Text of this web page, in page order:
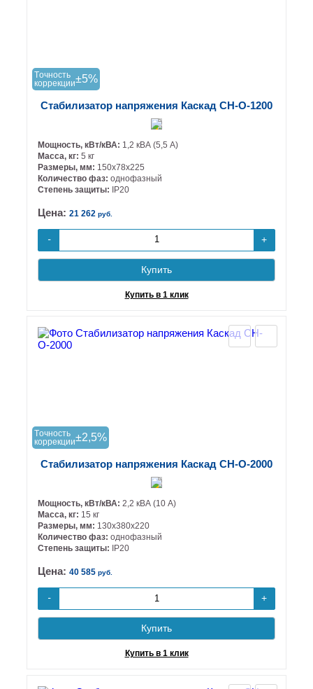
Tочность
коррекции±5%
Стабилизатор напряжения Каскад СН-О-1200
Мощность, кВт/кВА: 1,2 кВА (5,5 А)
Масса, кг: 5 кг
Размеры, мм: 150х78х225
Количество фаз: однофазный
Степень защиты: IP20
Цена: 21 262 руб.
- +
Купить
Купить в 1 клик
Tочность
коррекции±2,5%
Стабилизатор напряжения Каскад СН-О-2000
Мощность, кВт/кВА: 2,2 кВА (10 А)
Масса, кг: 15 кг
Размеры, мм: 130х380х220
Количество фаз: однофазный
Степень защиты:
IP20
Цена: 40 585 руб.
- +
Купить
Купить в 1 клик